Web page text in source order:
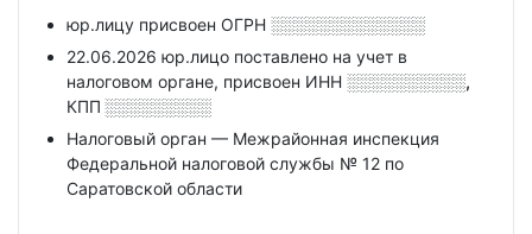
юр.лицу присвоен ОГРН ░░░░░░░░░░░░░
22.06.2026 юр.лицо поставлено на учет в
налоговом органе, присвоен ИНН ░░░░░░░░░░,
КПП ░░░░░░░░░
Налоговый орган — Межрайонная инспекция
Федеральной налоговой службы № 12 по
Саратовской области